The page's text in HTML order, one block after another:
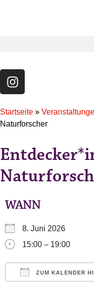
Startseite »
Naturforscher
WANN
8. Juni 2026
15:00 – 19:00
ZUM KALENDER